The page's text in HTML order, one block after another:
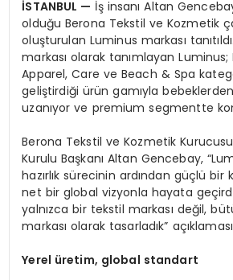
İSTANBUL — İş insanı Altan
olduğu Berona Tekstil ve Kozmetik
oluşturulan Luminus markası
markası olarak tanımlayan Luminus;
Apparel, Care ve Beach & Spa
geliştirdiği ürün gamıyla
uzanıyor ve premium segmentte
Berona Tekstil ve Kozmetik
Kurulu Başkanı Altan Gencebay,
hazırlık sürecinin ardından güçlü bir
net bir global vizyonla hayata
yalnızca bir tekstil markası değil,
markası olarak tasarladık”
Yerel üretim, global standart